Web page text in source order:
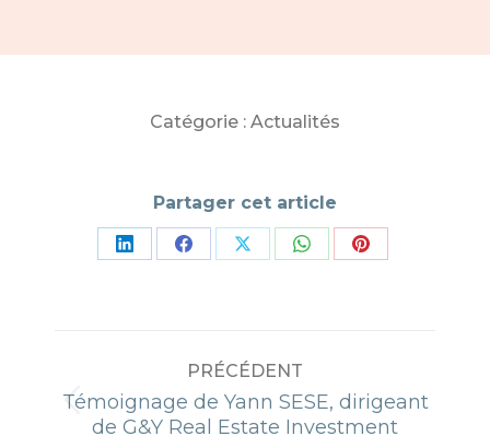
Catégorie : Actualités
Partager cet article
PartagerPartagerPartagerPartagerPartager
ARTICLE
PRÉCÉDENT
Article
précédent
Témoignage de Yann SESE, dirigeant
de G&Y Real Estate Investment